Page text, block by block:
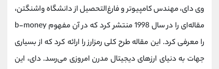
وی دای، مهندس کامپیوتر و فارغ‌التحصیل از دانشگاه واشنگتن،
مقاله‌ای را در سال 1998 منتشر کرد که در آن مفهوم b-money
را معرفی کرد. این مقاله طرح کلی رمزارز را ارائه کرد که از بسیاری
جهات به دنیای ارزهای دیجیتال مدرن امروزی می‌رسد. دای، این